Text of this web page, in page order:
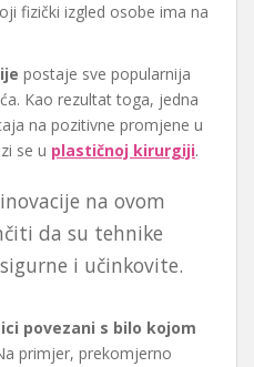
fizički izgled osobe ima na
postaje sve popularnija
Kao rezultat toga, jedna
na pozitivne promjene u
se u plastičnoj kirurgiji.
na ovom
da su tehnike
i učinkovite.
povezani s bilo kojom
primjer, prekomjerno